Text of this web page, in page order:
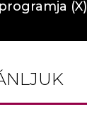
programja (X)